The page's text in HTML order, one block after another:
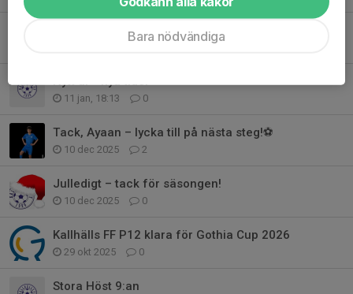
Info från föräldramöte
11 jan, 18:13 0
Tack, Ayaan – lycka till på nästa steg!⚽️
10 dec 2025 2
Julledigt – tack för säsongen!
10 dec 2025 0
Kallhälls FF P12 klara för Gothia Cup 2026
29 okt 2025 0
Stora Höst 9:an
Bara nödvändiga